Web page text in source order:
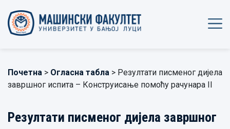
Почетна > Огласна табла > Резултати писменог дијела
завршног испита – Конструисање помоћу рачунара II
Резултати писменог дијела завршног